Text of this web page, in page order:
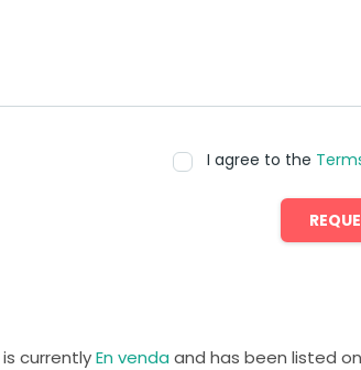
I agree to the
is currentlyEn venda and has been listed